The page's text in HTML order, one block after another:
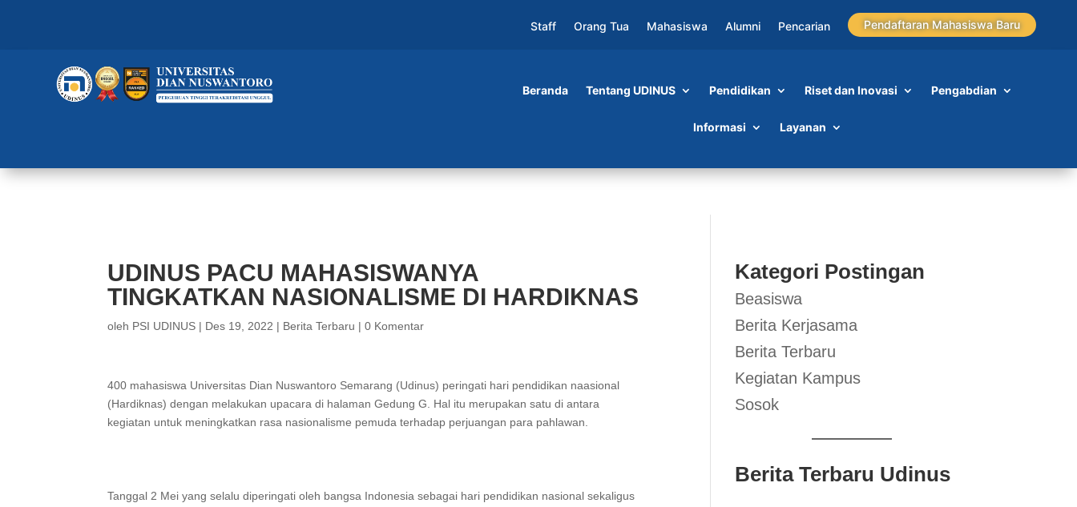
Staff Orang Tua Mahasiswa Alumni Pencarian Pendaftaran Mahasiswa Baru
Beranda Tentang UDINUS Pendidikan Riset dan Inovasi Pengabdian
Informasi Layanan
UDINUS PACU MAHASISWANYA
TINGKATKAN NASIONALISME DI HARDIKNAS
oleh PSI UDINUS | Des 19, 2022 | Berita Terbaru |0 Komentar
400 mahasiswa Universitas Dian Nuswantoro Semarang (Udinus) peringati hari pendidikan naasional
(Hardiknas) dengan melakukan upacara di halaman Gedung G. Hal itu merupakan satu di antara
kegiatan untuk meningkatkan rasa nasionalisme pemuda terhadap perjuangan para pahlawan.
Tanggal 2 Mei yang selalu diperingati oleh bangsa Indonesia sebagai hari pendidikan nasional sekaligus
Kategori Postingan
Beasiswa
Berita Kerjasama
Berita Terbaru
Kegiatan Kampus
Sosok
Berita Terbaru Udinus